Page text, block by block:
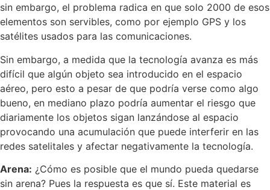
sin embargo, el problema radica en que solo 2000 de esos
elementos son servibles, como por ejemplo GPS y los
satélites usados para las comunicaciones.
Sin embargo, a medida que la tecnología avanza es más
difícil que algún objeto sea introducido en el espacio
aéreo, pero esto a pesar de que podría verse como algo
bueno, en mediano plazo podría aumentar el riesgo que
diariamente los objetos sigan lanzándose al espacio
provocando una acumulación que puede interferir en las
redes satelitales y afectar negativamente la tecnología.
Arena: ¿Cómo es posible que el mundo pueda quedarse
sin arena? Pues la respuesta es que sí. Este material es